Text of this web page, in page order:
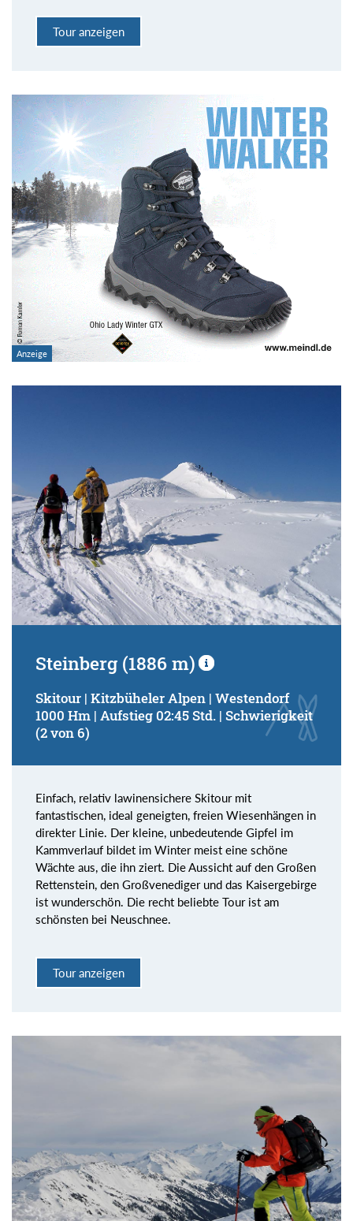
Tour anzeigen
Steinberg (1886 m)
Skitour | Kitzbüheler Alpen | Westendorf
1000 Hm | Aufstieg 02:45 Std. | Schwierigkeit
(2 von 6)
Einfach, relativ lawinensichere Skitour mit
fantastischen, ideal geneigten, freien Wiesenhängen in
direkter Linie. Der kleine, unbedeutende Gipfel im
Kammverlauf bildet im Winter meist eine schöne
Wächte aus, die ihn ziert. Die Aussicht auf den Großen
Rettenstein, den Großvenediger und das Kaisergebirge
ist wunderschön. Die recht beliebte Tour ist am
schönsten bei Neuschnee.
Tour anzeigen